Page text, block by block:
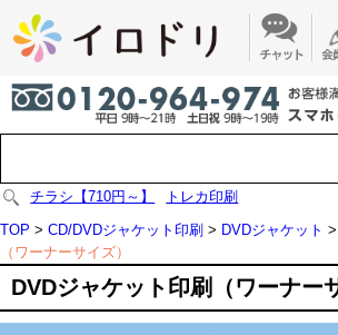
チラシ【710円～】
トレカ印刷
TOP > CD/DVDジャケット印刷 > DVDジャケット >
（ワーナーサイズ）
DVDジャケット印刷（ワーナー